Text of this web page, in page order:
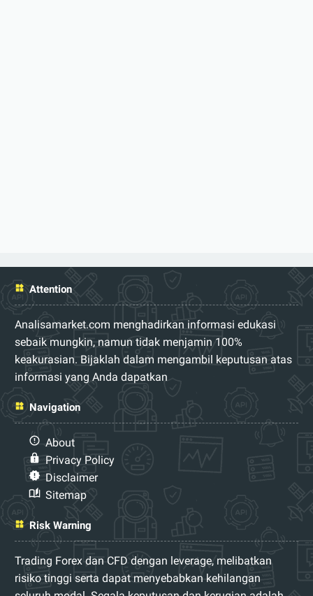
Attention
Analisamarket.com menghadirkan informasi edukasi
sebaik mungkin, namun tidak menjamin 100%
keakurasian. Bijaklah dalam mengambil keputusan atas
informasi yang Anda dapatkan
Navigation
About
Privacy Policy
Disclaimer
Sitemap
Risk Warning
Trading Forex dan CFD dengan leverage, melibatkan
risiko tinggi serta dapat menyebabkan kehilangan